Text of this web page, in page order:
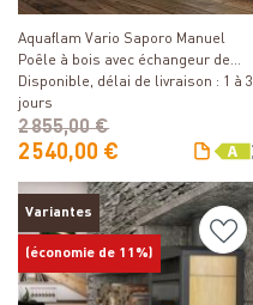
Aquaflam Vario Saporo Manuel
Poêle à bois avec échangeur de
chaleur Gris 11/5 kW
Disponible, délai de livraison : 1 à 3
jours
2 540,00 €
2 855,00 €
Variantes
(économie de 11%)